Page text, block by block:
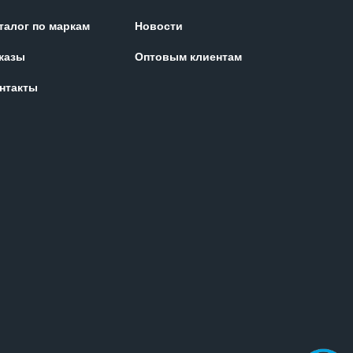
по маркам
Новости
Оптовым клиентам